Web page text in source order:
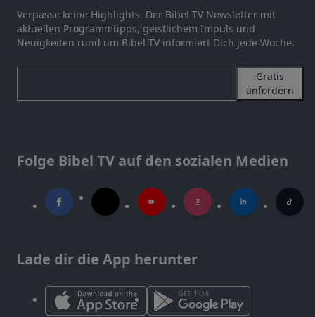
Verpasse keine Highlights. Der Bibel TV Newsletter mit
aktuellen Programmtipps, geistlichem Impuls und
Neuigkeiten rund um Bibel TV informiert Dich jede Woche.
Gratis
anfordern
Folge Bibel TV auf den sozialen Medien
Lade dir die App herunter